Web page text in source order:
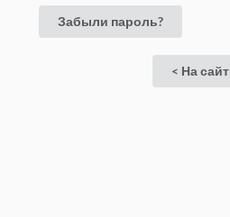
Забыли пароль?
< На сайт